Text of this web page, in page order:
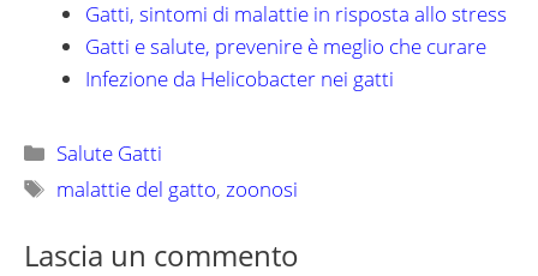
Gatti, sintomi di malattie in risposta allo stress
Gatti e salute, prevenire è meglio che curare
Infezione da Helicobacter nei gatti
Categorie
Salute Gatti
Tag
malattie del gatto,zoonosi
Lascia un commento